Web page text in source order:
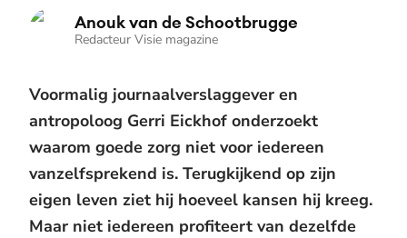
Anouk van de Schootbrugge
Redacteur Visie magazine
Voormalig journaalverslaggever en
antropoloog Gerri Eickhof onderzoekt
waarom goede zorg niet voor iedereen
vanzelfsprekend is. Terugkijkend op zijn
eigen leven ziet hij hoeveel kansen hij kreeg.
Maar niet iedereen profiteert van dezelfde